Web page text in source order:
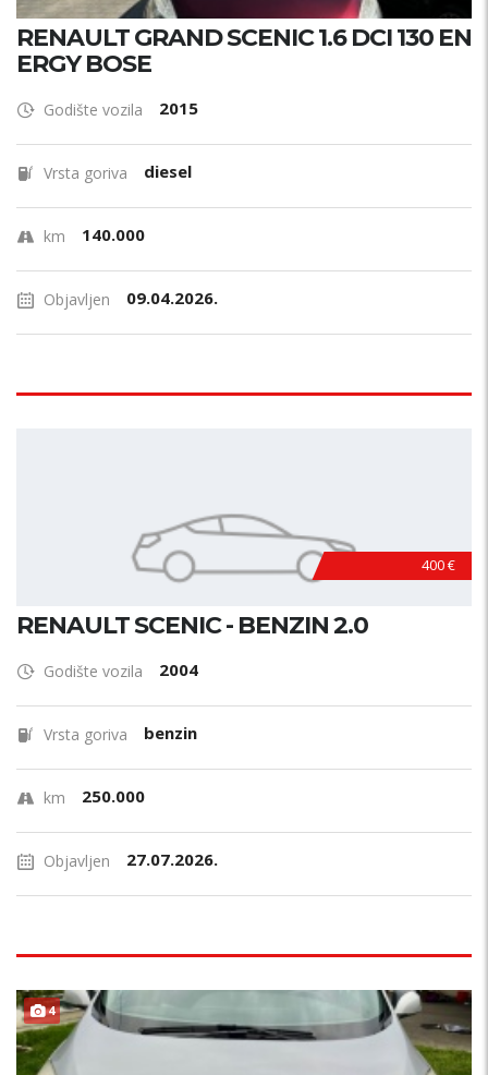
RENAULT GRAND SCENIC 1.6 DCI 130 EN
ERGY BOSE
Godište vozila 2015
Vrsta goriva diesel
km 140.000
Objavljen 09.04.2026.
400 €
RENAULT SCENIC - BENZIN 2.0
Godište vozila 2004
Vrsta goriva benzin
km 250.000
Objavljen 27.07.2026.
4